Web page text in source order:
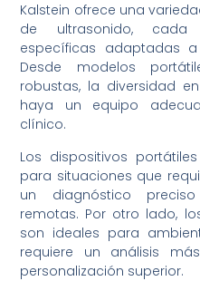
Kalstein ofrece una
de ultrasonido,
específicas adaptadas
Desde modelos
robustas, la diversidad
haya un equipo
clínico.
Los dispositivos
para situaciones que
un diagnóstico
remotas. Por otro lado,
son ideales para
requiere un análisis
personalización superior.